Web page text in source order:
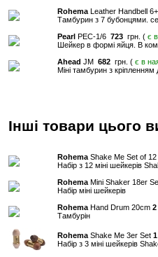
Rohema Leather Handbell
Тамбурин з 7 бубонцями.
Pearl
PEC-1/6 723 грн. ( є
Шейкер в формі яйця. В
Ahead JM 682 грн. ( є в
Міні тамбурин з кріпленням
Інші товари цього
Rohema Shake Me Set of 12
Набір з 12 міні шейкерів
Rohema Mini Shaker 18er
Набір міні шейкерів
Rohema Hand Drum 20cm 2
Тамбурін
Rohema Shake Me 3er Set
Набір з 3 міні шейкерів